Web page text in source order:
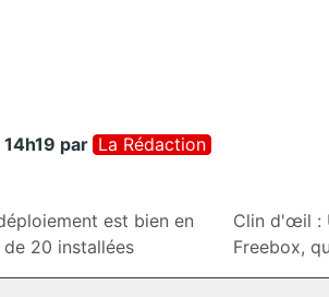
par La Rédaction
est bien en
20 installées
Clin d'œil :
Freebox,